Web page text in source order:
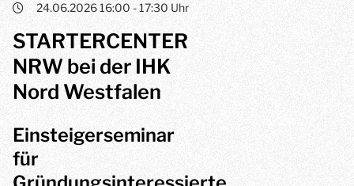
24.06.2026 16:00 - 17:30 Uhr
STARTERCENTER
NRW bei der IHK
Nord Westfalen
Einsteigerseminar
für